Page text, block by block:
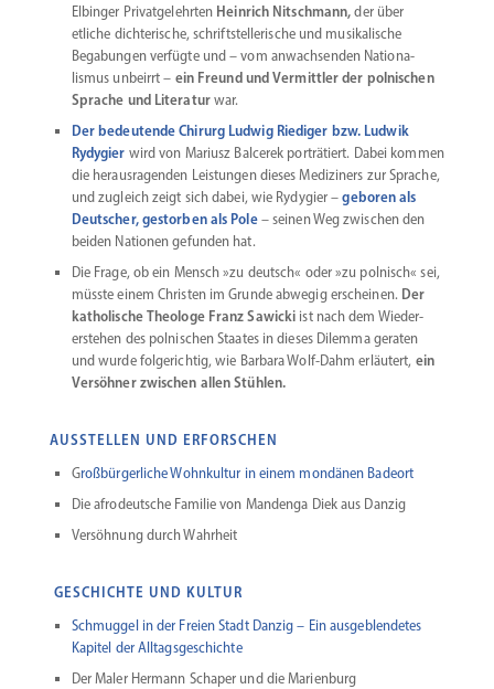
Elbinger Privat­ge­lehrten Heinrich Nitschmann,der über
etliche dichte­rische, schrift­stel­le­rische und musika­lische
Begabungen verfügte und – vom anwach­senden Natio­na­
lismus unbeirrt – ein Freund und Vermittler der polni­schen
Sprache und Literaturwar.
Der bedeu­tende Chirurg Ludwig Riediger bzw. Ludwik
Rydygier wird von Mariusz Balcerek porträ­tiert. Dabei kommen
die heraus­ra­genden Leistungen dieses Mediziners zur Sprache,
und zugleich zeigt sich dabei, wie Rydygier –geboren als
Deutscher, gestorben als Pole– seinen Weg zwischen den
beiden Nationen gefunden hat.
Die Frage, ob ein Mensch »zu deutsch« oder »zu polnisch« sei,
müsste einem Christen im Grunde abwegig erscheinen. Der
katho­lische Theologe Franz Sawicki ist nach dem Wieder­
erstehen des polni­schen Staates in dieses Dilemma geraten
und wurde folge­richtig, wie Barbara Wolf-Dahm erläutert, ein
Versöhner zwischen allen Stühlen.
AUSSTELLEN UND ERFORSCHEN
Großbür­ger­liche Wohnkultur in einem mondänen Badeort
Die afrodeutsche Familie von Mandenga Diek aus Danzig
Versöhnung durch Wahrheit
GESCHICHTE UND KULTUR
Schmuggel in der Freien Stadt Danzig – Ein ausge­blen­detes
Kapitel der Alltagsgeschichte
Der Maler Hermann Schaper und die Marienburg